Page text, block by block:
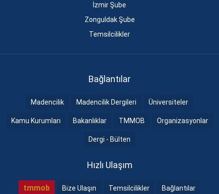
İzmir Şube
Zonguldak Şube
Temsilcilikler
Bağlantılar
Madencilik Madencilik Dergileri Üniversiteler
Kamu Kurumları Bakanlıklar TMMOB Organizasyonlar
Dergi - Bülten
Hızlı Ulaşım
tmmob Bize Ulaşın Temsilcilikler Bağlantılar